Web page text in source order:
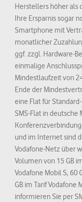
Herstellers höher als
Ihre Ersparnis sogar
Smartphone mit
monatlicher
ggf. zzgl. Hardware-
einmalige
Mindestlaufzeit von
Ende der
eine Flat für
SMS-Flat in deutsche
und im Internet sind
Vodafone-Netz über
Volumen von 15 GB
Vodafone Mobil S, 60
GB im Tarif Vodafone
informieren Sie per